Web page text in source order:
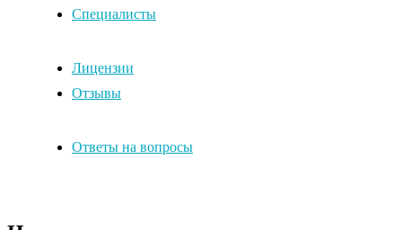
Специалисты
Лицензии
Отзывы
Ответы на вопросы